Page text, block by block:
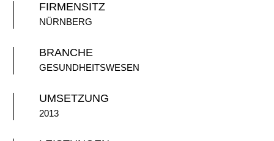
FIRMENSITZ
NÜRNBERG
BRANCHE
GESUNDHEITSWESEN
UMSETZUNG
2013